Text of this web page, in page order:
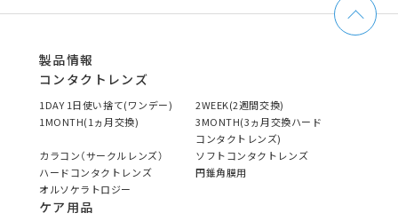
製品情報
コンタクトレンズ
1DAY 1日使い捨て(ワンデー)
2WEEK(2週間交換)
1MONTH(1ヵ月交換)
3MONTH(3ヵ月交換ハード
コンタクトレンズ)
カラコン（サークルレンズ）
ソフトコンタクトレンズ
ハードコンタクトレンズ
円錐角膜用
オルソケラトロジー
ケア用品